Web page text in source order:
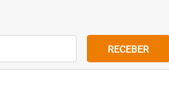
RECEBER